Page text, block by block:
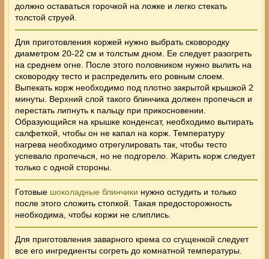
должно оставаться горочкой на ложке и легко стекать
толстой струей.
Для приготовления коржей нужно выбрать сковородку
диаметром 20-22 см и толстым дном. Ее следует разогреть
на среднем огне. После этого половником нужно вылить на
сковородку тесто и распределить его ровным слоем.
Выпекать корж необходимо под плотно закрытой крышкой 2
минуты. Верхний слой такого блинчика должен пропечься и
перестать липнуть к пальцу при прикосновении.
Образующийся на крышке конденсат, необходимо вытирать
салфеткой, чтобы он не капал на корж. Температуру
нагрева необходимо отрегулировать так, чтобы тесто
успевало пропечься, но не подгорело. Жарить корж следует
только с одной стороны.
Готовые шоколадные блинчики нужно остудить и только
после этого сложить стопкой. Такая предосторожность
необходима, чтобы коржи не слиплись.
Для приготовления заварного крема со сгущенкой следует
все его ингредиенты согреть до комнатной температуры.